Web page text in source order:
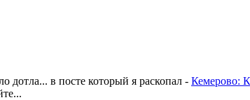
дотла... в посте который я раскопал - Кемерово: